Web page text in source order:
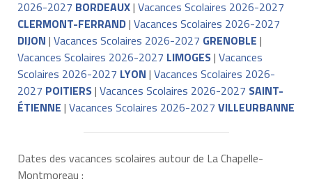
2026-2027 BORDEAUX| Vacances Scolaires 2026-2027
CLERMONT-FERRAND| Vacances Scolaires 2026-2027
DIJON | Vacances Scolaires 2026-2027 GRENOBLE |
Vacances Scolaires 2026-2027 LIMOGES| Vacances
Scolaires 2026-2027 LYON | Vacances Scolaires 2026-
2027 POITIERS| Vacances Scolaires 2026-2027 SAINT-
ÉTIENNE | Vacances Scolaires 2026-2027 VILLEURBANNE
Dates des vacances scolaires autour de La Chapelle-
Montmoreau :